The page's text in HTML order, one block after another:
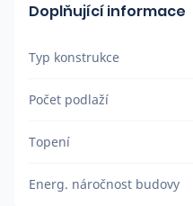
Doplňující informace
Typ konstrukce
Počet podlaží
Topení
Energ. náročnost budovy